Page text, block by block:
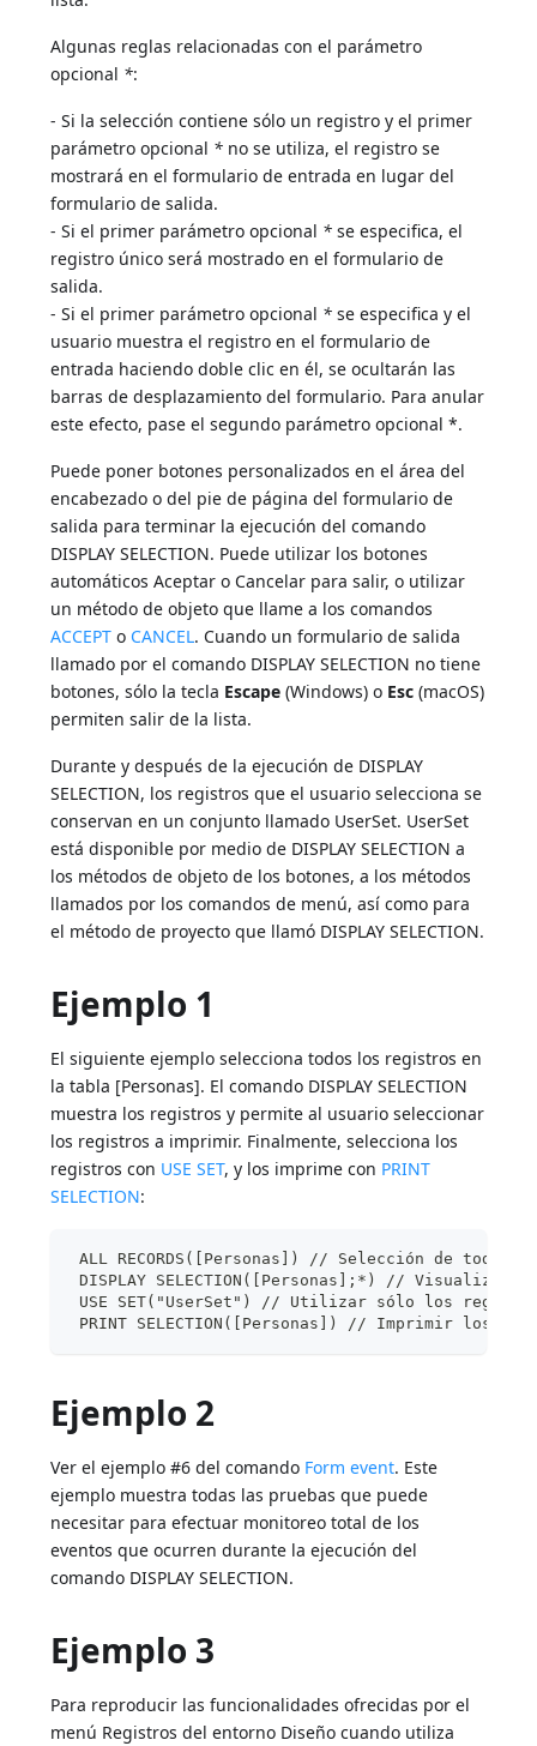
Algunas reglas relacionadas con el parámetro
opcional *:
- Si la selección contiene sólo un registro y el primer
parámetro opcional * no se utiliza, el registro se
mostrará en el formulario de entrada en lugar del
formulario de salida.
- Si el primer parámetro opcional * se especifica, el
registro único será mostrado en el formulario de
salida.
- Si el primer parámetro opcional * se especifica y el
usuario muestra el registro en el formulario de
entrada haciendo doble clic en él, se ocultarán las
barras de desplazamiento del formulario. Para anular
este efecto, pase el segundo parámetro opcional *.
Puede poner botones personalizados en el área del
encabezado o del pie de página del formulario de
salida para terminar la ejecución del comando
DISPLAY SELECTION. Puede utilizar los botones
automáticos Aceptar o Cancelar para salir, o utilizar
un método de objeto que llame a los comandos
ACCEPT o CANCEL. Cuando un formulario de salida
llamado por el comando DISPLAY SELECTION no tiene
botones, sólo la tecla Escape (Windows) o Esc (macOS)
permiten salir de la lista.
Durante y después de la ejecución de DISPLAY
SELECTION, los registros que el usuario selecciona se
conservan en un conjunto llamado UserSet. UserSet
está disponible por medio de DISPLAY SELECTION a
los métodos de objeto de los botones, a los métodos
llamados por los comandos de menú, así como para
el método de proyecto que llamó DISPLAY SELECTION.
Ejemplo 1
El siguiente ejemplo selecciona todos los registros en
la tabla [Personas]. El comando DISPLAY SELECTION
muestra los registros y permite al usuario seleccionar
los registros a imprimir. Finalmente, selecciona los
registros con USE SET, y los imprime con PRINT
SELECTION:
ALL RECORDS([Personas]) // Selección de todos
DISPLAY SELECTION([Personas];*) //
USE SET("UserSet") // Utilizar sólo los
PRINT SELECTION([Personas]) // Imprimir los
Ejemplo 2
Ver el ejemplo #6 del comando Form event. Este
ejemplo muestra todas las pruebas que puede
necesitar para efectuar monitoreo total de los
eventos que ocurren durante la ejecución del
comando DISPLAY SELECTION.
Ejemplo 3
Para reproducir las funcionalidades ofrecidas por el
menú Registros del entorno Diseño cuando utiliza